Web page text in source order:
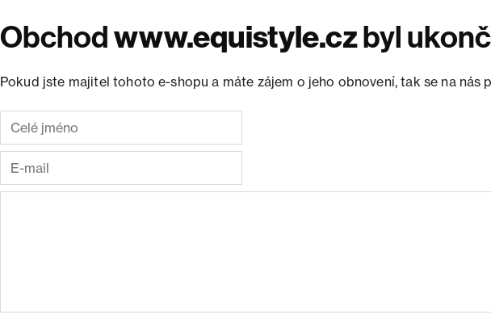
Obchodwww.equistyle.czbyl
Pokud jste majitel tohoto e-shopu a máte zájem o jeho obnovení, tak se na nás